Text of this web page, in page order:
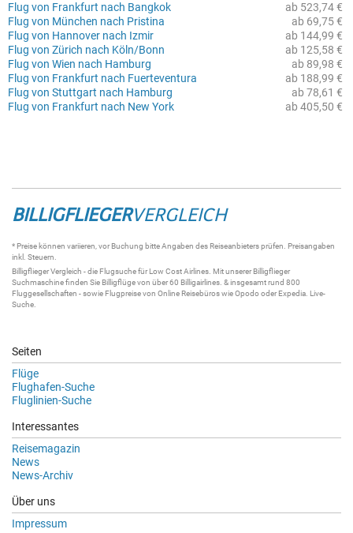
ab 523,74 €
Flug von Frankfurt nach Bangkok
ab 69,75 €
Flug von München nach Pristina
ab 144,99 €
Flug von Hannover nach Izmir
ab 125,58 €
Flug von Zürich nach Köln/Bonn
ab 89,98 €
Flug von Wien nach Hamburg
ab 188,99 €
Flug von Frankfurt nach Fuerteventura
ab 78,61 €
Flug von Stuttgart nach Hamburg
ab 405,50 €
Flug von Frankfurt nach New York
BILLIGFLIEGERVERGLEICH
* Preise können variieren, vor Buchung bitte Angaben des Reiseanbieters prüfen. Preisangaben
inkl. Steuern.
BilligfliegerVergleich - die Flugsuchefür Low Cost Airlines. Mit unsererBilligflieger
Suchmaschinefinden Sie Billigflügevon über 60 Billigairlines . & insgesamt rund 800
Fluggesellschaften - sowie Flugpreise von Online Reisebüros wie Opodo oder Expedia. Live-
Suche
Seiten
Flüge
Flughafen-Suche
Fluglinien-Suche
Interessantes
Reisemagazin
News
News-Archiv
Über uns
Impressum